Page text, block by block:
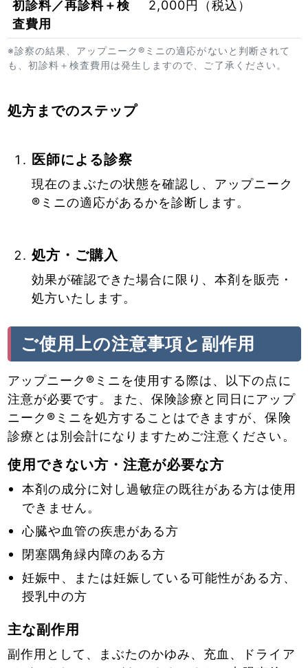
※診察の結果、アップニーク®ミニの適応がないと判断されて
も、初診料＋検査費用は発生しますので、ご了承ください。
初診料／再診料＋検
査費用
2,000円（税込）
処方までのステップ
医師による診察
現在のまぶたの状態を確認し、アップニーク
®ミニの適応があるかを診断します。
処方・ご購入
効果が確認できた場合に限り、本剤を販売・
処方いたします。
ご使用上の注意事項と副作用
アップニーク®ミニを使用する際は、以下の点に
注意が必要です。また、保険診療と同日にアップ
ニーク®ミニを処方することはできますが、保険
診療とは別会計になりますためご注意ください。
使用できない方・注意が必要な方
本剤の成分に対し過敏症の既往がある方は使用
できません。
心臓や血管の疾患がある方
閉塞隅角緑内障のある方
妊娠中、または妊娠している可能性がある方、
授乳中の方
主な副作用
副作用として、まぶたのかゆみ、充血、ドライア